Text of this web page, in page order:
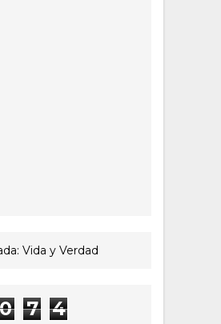
Vida y Verdad
0 7 4